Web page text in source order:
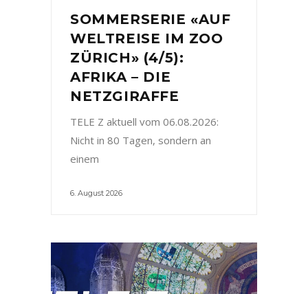
SOMMERSERIE «AUF
WELTREISE IM ZOO
ZÜRICH» (4/5):
AFRIKA – DIE
NETZGIRAFFE
TELE Z aktuell vom 06.08.2026:
Nicht in 80 Tagen, sondern an
einem
6. August 2026